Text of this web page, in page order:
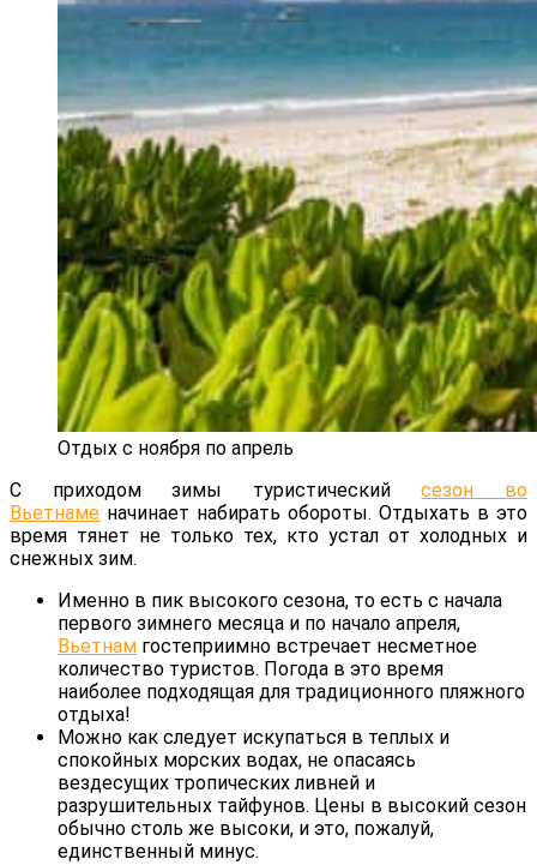
Отдых с ноября по апрель
С приходом зимы туристическийсезон во
Вьетнаме начинает набирать обороты. Отдыхать в это
время тянет не только тех, кто устал от холодных и
снежных зим.
Именно в пик высокого сезона, то есть с начала
первого зимнего месяца и по начало апреля,
Вьетнам гостеприимно встречает несметное
количество туристов. Погода в это время
наиболее подходящая для традиционного пляжного
отдыха!
Можно как следует искупаться в теплых и
спокойных морских водах, не опасаясь
вездесущих тропических ливней и
разрушительных тайфунов. Цены в высокий сезон
обычно столь же высоки, и это, пожалуй,
единственный минус.